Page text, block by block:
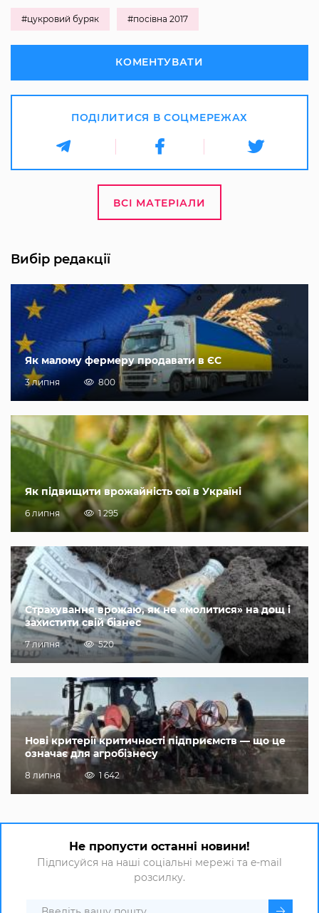
#цукровий буряк #посівна 2017
КОМЕНТУВАТИ
ПОДІЛИТИСЯ В СОЦМЕРЕЖАХ
ВСІ МАТЕРІАЛИ
Вибір редакції
Як малому фермеру продавати в ЄС
3 липня 800
Як підвищити врожайність сої в Україні
6 липня 1 295
Страхування врожаю, як не «молитися» на дощ і
захистити свій бізнес
7 липня 520
Нові критерії критичності підприємств — що це
означає для агробізнесу
8 липня 1 642
Не пропусти останні новини!
Підписуйся на наші соціальні мережі та e-mail
розсилку.